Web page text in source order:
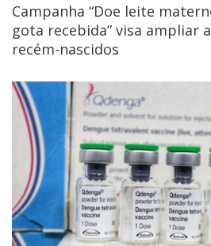
Campanha “Doe leite
gota recebida” visa ampliar
recém-nascidos